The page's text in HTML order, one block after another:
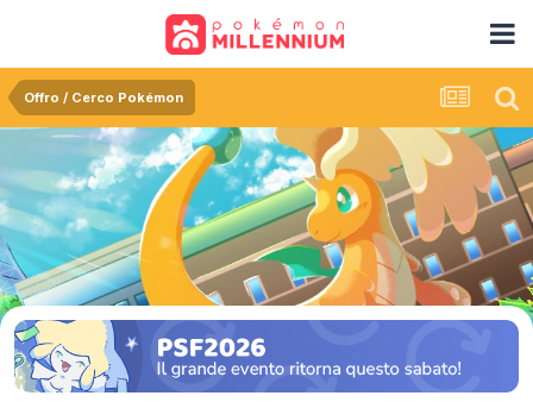
Offro / Cerco Pokémon